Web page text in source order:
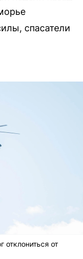
спасатели
отклониться от